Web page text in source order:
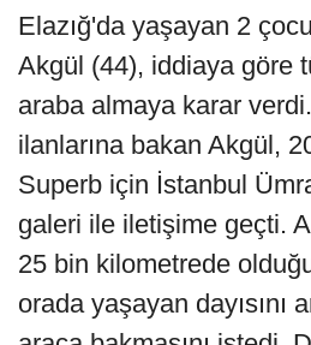
Elazığ'da yaşayan 2
Akgül (44), iddiaya göre
araba almaya karar
ilanlarına bakan Akgül,
Superb için İstanbul
galeri ile iletişime geçti.
25 bin kilometrede
orada yaşayan dayısını